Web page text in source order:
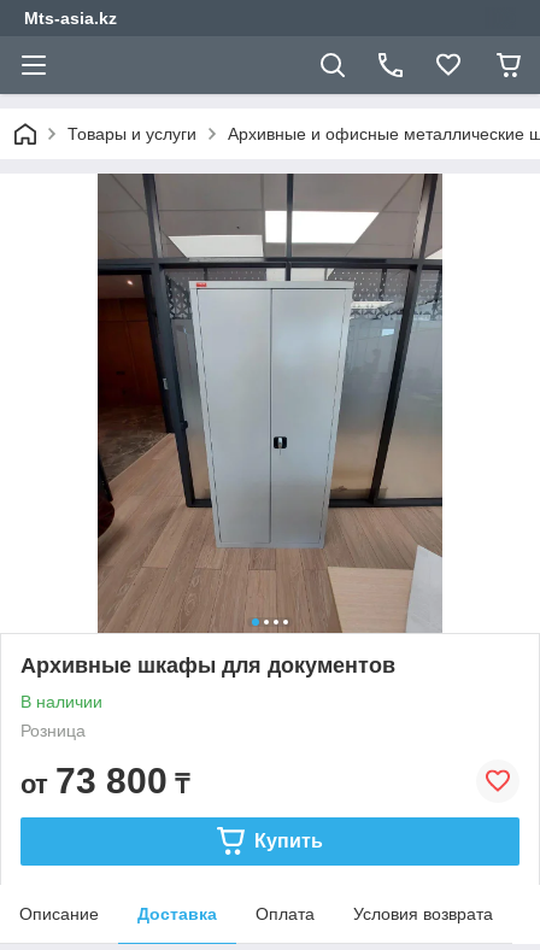
Mts-asia.kz
Товары и услуги Архивные и офисные металлические
Архивные шкафы для документов
В наличии
Розница
от 73 800 ₸
Купить
Описание Доставка Оплата Условия возврата